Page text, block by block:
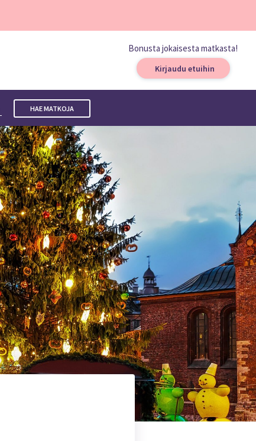
Bonusta jokaisesta matkasta!
Kirjaudu etuihin
HAE MATKOJA